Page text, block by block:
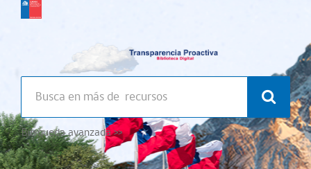
Búsqueda avanzada >>